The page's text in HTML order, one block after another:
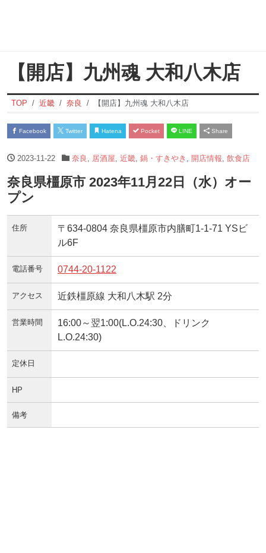
【開店】九州魂 大和八木店
TOP 近畿 奈良 【開店】九州魂 大和八木店
Facebook Twitter Hatena Pocket LINE Share
2023-11-22 奈良 居酒屋 近畿, 鍋・すきやき 開店情報 飲食店
奈良県橿原市 2023年11月22日（水）オー
プン
住所
〒634-0804 奈良県橿原市内膳町1-1-71 YSビ
ル6F
電話番号 0744-20-1122
アクセス 近鉄橿原線 大和八木駅 2分
営業時間
16:00～翌1:00(L.O.24:30、ドリンク
L.O.24:30)
定休日
HP
備考